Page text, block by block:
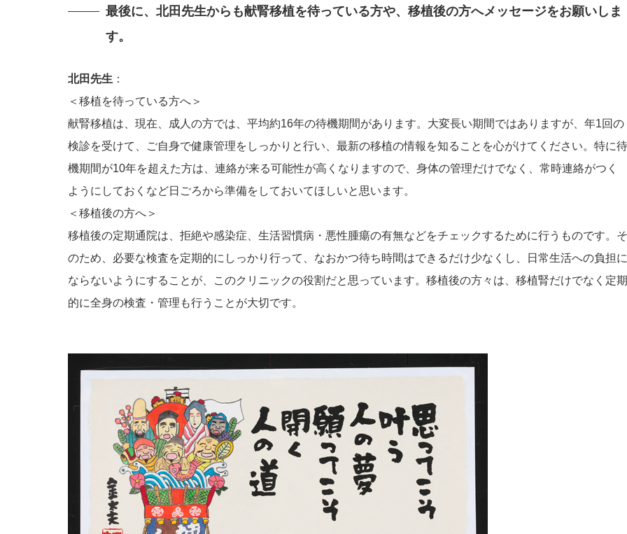
最後に、北田先生からも献腎移植を待っている方や、移植後の方へメッセージをお願いしま
す。
北田先生 ：
＜移植を待っている方へ＞
献腎移植は、現在、成人の方では、平均約16年の待機期間があります。大変長い期間ではありますが、年1回の
検診を受けて、ご自身で健康管理をしっかりと行い、最新の移植の情報を知ることを心がけてください。特に
機期間が10年を超えた方は、連絡が来る可能性が高くなりますので、身体の管理だけでなく、常時連絡がつく
ようにしておくなど日ごろから準備をしておいてほしいと思います。
＜移植後の方へ＞
移植後の定期通院は、拒絶や感染症、生活習慣病・悪性腫瘍の有無などをチェックするために行うものです。
のため、必要な検査を定期的にしっかり行って、なおかつ待ち時間はできるだけ少なくし、日常生活への負担
ならないようにすることが、このクリニックの役割だと思っています。移植後の方々は、移植腎だけでなく定
的に全身の検査・管理も行うことが大切です。